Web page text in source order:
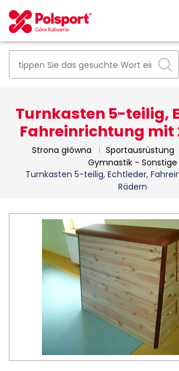
Turnkasten 5-teilig,
Fahreinrichtung mit
Strona główna Sportausrüstung
Gymnastik - Sonstige
Turnkasten 5-teilig, Echtleder,
Rädern